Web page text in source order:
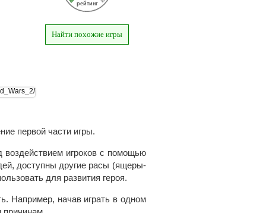
рейтинг
Найти похожие игры
первой части игры.
воздействием игроков с помощью
доступны другие расы (ящеры-
для развития героя.
Например, начав играть в одном